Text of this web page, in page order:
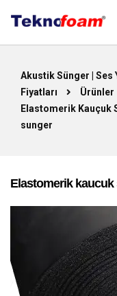
Akustik Sünger | Ses
Fiyatları
Ürünler
Elastomerik Kauçuk
sunger
Elastomerik kaucuk